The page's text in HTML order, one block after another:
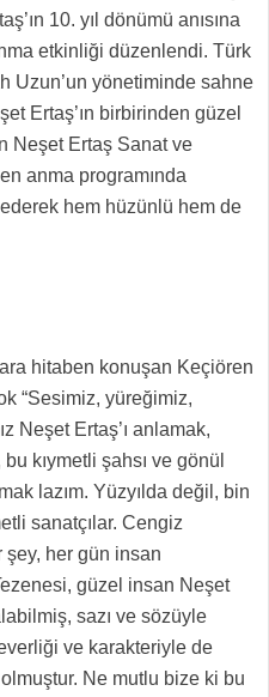
10. yıl dönümü anısına
etkinliği düzenlendi. Türk
Uzun’un yönetiminde sahne
Ertaş’ın birbirinden güzel
Neşet Ertaş Sanat ve
anma programında
hem hüzünlü hem de
hitaben konuşan Keçiören
“Sesimiz, yüreğimiz,
Neşet Ertaş’ı anlamak,
kıymetli şahsı ve gönül
lazım. Yüzyılda değil, bin
sanatçılar. Cengiz
şey, her gün insan
güzel insan Neşet
sazı ve sözüyle
ve karakteriyle de
Ne mutlu bize ki bu